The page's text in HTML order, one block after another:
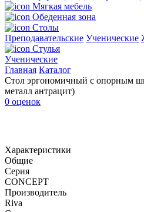
Мягкая мебель
Обеденная зона
Столы
Преподавательские Ученические
Стулья
Ученические
Главная Каталог
Стол эргономичный с опорным
металл антрацит)
0 оценок
Характеристики
Общие
Серия
CONCEPT
Производитель
Riva